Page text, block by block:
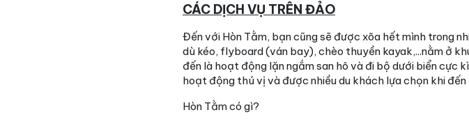
CÁC DỊCH VỤ TRÊN ĐẢO
Đến với Hòn Tằm, bạn cũng sẽ được xõa hết mình trong
dù kéo, flyboard (ván bay), chèo thuyền kayak,...nằm ở
đến là hoạt động lặn ngắm san hô và đi bộ dưới biển cực
hoạt động thú vị và được nhiều du khách lựa chọn khi đến
Hòn Tằm có gì?